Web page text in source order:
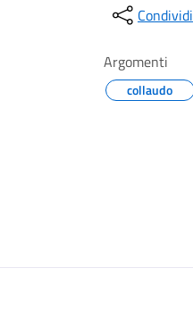
Condividi
Argomenti
collaudo